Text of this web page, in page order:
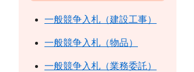
一般競争入札（建設工事）
一般競争入札（物品）
一般競争入札（業務委託）